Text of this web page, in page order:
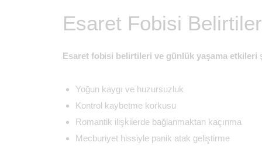
Esaret Fobisi
Esaret fobisi belirtileri ve günlük yaşama etkileri
Yoğun kaygı ve huzursuzluk
Kontrol kaybetme korkusu
Romantik ilişkilerde bağlanmaktan kaçınma
Mecburiyet hissiyle panik atak geliştirme